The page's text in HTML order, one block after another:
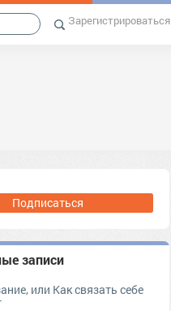
Зарегистрироваться
Подписаться
записи
или Как связать себе